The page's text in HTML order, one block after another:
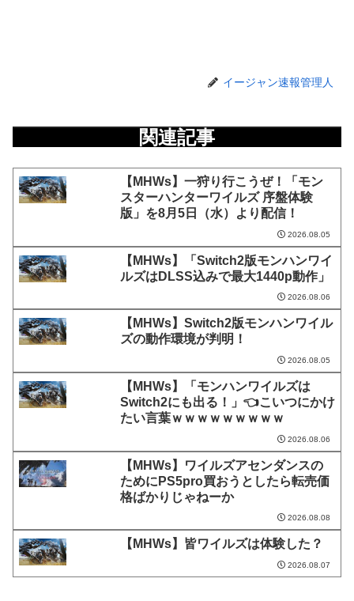
イージャン速報管理人
関連記事
【MHWs】一狩り行こうぜ！「モン
スターハンターワイルズ 序盤体験
版」を8月5日（水）より配信！
2026.08.05
【MHWs】「Switch2版モンハンワイ
ルズはDLSS込みで最大1440p動作」
2026.08.06
【MHWs】Switch2版モンハンワイル
ズの動作環境が判明！
2026.08.05
【MHWs】「モンハンワイルズは
Switch2にも出る！」👈こいつにかけ
たい言葉ｗｗｗｗｗｗｗｗｗ
2026.08.06
【MHWs】ワイルズアセンダンスの
ためにPS5pro買おうとしたら転売価
格ばかりじゃねーか
2026.08.08
【MHWs】皆ワイルズは体験した？
2026.08.07